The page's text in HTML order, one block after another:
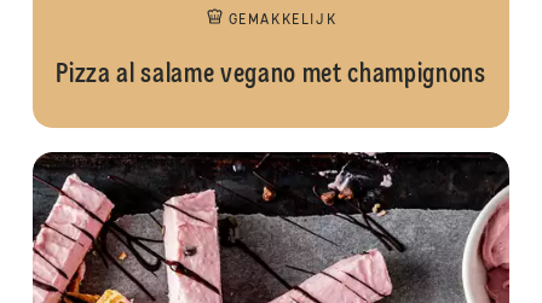
GEMAKKELIJK
Pizza al salame vegano met champignons